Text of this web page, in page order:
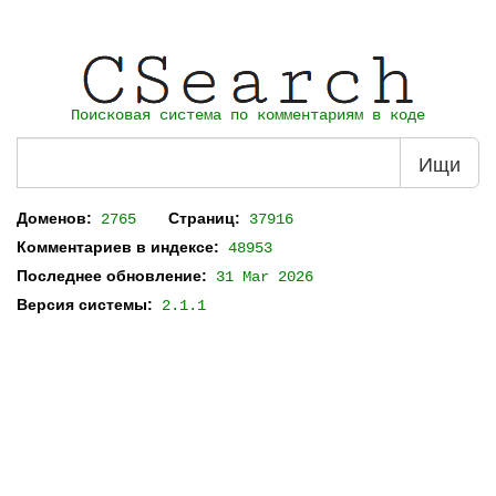
Поисковая система по комментариям в коде
Ищи
Доменов: 2765 Страниц:
37916
Комментариев в индексе: 48953
Последнее обновление:
31 Mar 2026
Версия системы:
2.1.1